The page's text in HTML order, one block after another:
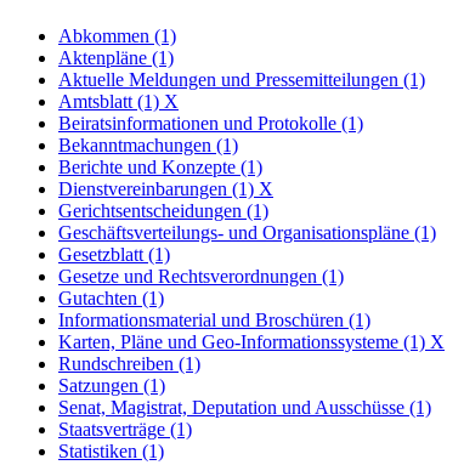
Abkommen (1)
Aktenpläne (1)
Aktuelle Meldungen und Pressemitteilungen (1)
Amtsblatt (1) X
Beiratsinformationen und Protokolle (1)
Bekanntmachungen (1)
Berichte und Konzepte (1)
Dienstvereinbarungen (1) X
Gerichtsentscheidungen (1)
Geschäftsverteilungs- und Organisationspläne (1)
Gesetzblatt (1)
Gesetze und Rechtsverordnungen (1)
Gutachten (1)
Informationsmaterial und Broschüren (1)
Karten, Pläne und Geo-Informationssysteme (1) X
Rundschreiben (1)
Satzungen (1)
Senat, Magistrat, Deputation und Ausschüsse (1)
Staatsverträge (1)
Statistiken (1)